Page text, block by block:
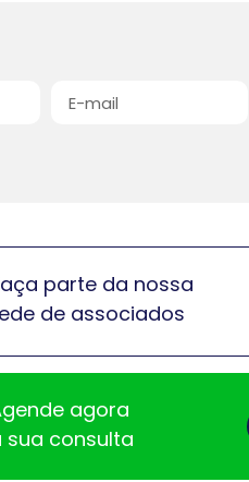
parte da nossa
de associados
agora
sua consulta